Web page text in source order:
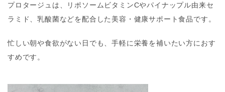
プロタージュ は、リポソームビタミンCやパイナップル由来セ
ラミド、乳酸菌などを配合した美容・健康サポート食品です。
忙しい朝や食欲がない日でも、手軽に栄養を補いたい方におす
すめです。